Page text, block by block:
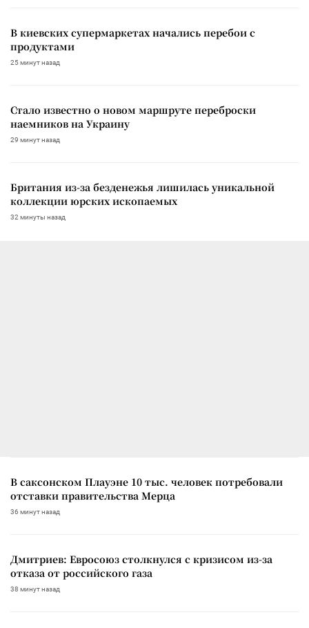
В киевских супермаркетах начались перебои с
продуктами
25 минут назад
Стало известно о новом маршруте переброски
наемников на Украину
29 минут назад
Британия из-за безденежья лишилась уникальной
коллекции юрских ископаемых
32 минуты назад
В саксонском Плауэне 10 тыс. человек потребовали
отставки правительства Мерца
36 минут назад
Дмитриев: Евросоюз столкнулся с кризисом из-за
отказа от российского газа
38 минут назад